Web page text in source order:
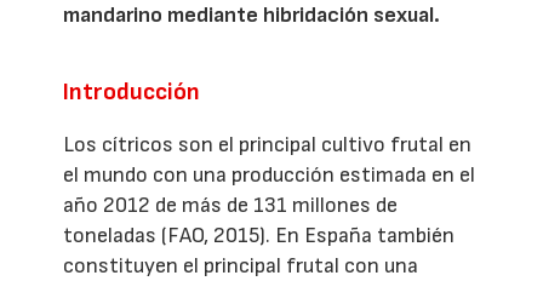
mandarino mediante hibridación sexual.
Introducción
Los cítricos son el principal cultivo frutal en
el mundo con una producción estimada en el
año 2012 de más de 131 millones de
toneladas (FAO, 2015). En España también
constituyen el principal frutal con una